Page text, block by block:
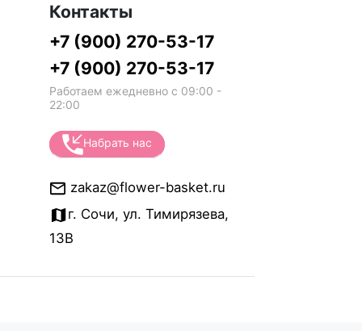
Контакты
+7 (900) 270-53-17
+7 (900) 270-53-17
Работаем ежедневно с 09:00 -
22:00
Набрать нас
zakaz@flower-basket.ru
г. Сочи, ул. Тимирязева,
13В